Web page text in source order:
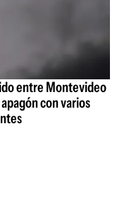
entre Montevideo
con varios